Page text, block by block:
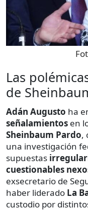
Las
de
Adán Augusto ha
señalamientos en
Sheinbaum Pardo,
una investigación
supuestas
cuestionables
exsecretario de
haber liderado La
custodio por